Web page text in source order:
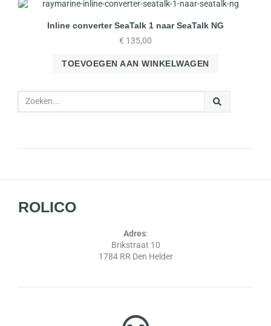
Inline converter SeaTalk 1 naar SeaTalk NG
€ 135,00
TOEVOEGEN AAN WINKELWAGEN
ROLICO
Adres:
Brikstraat 10
1784 RR Den Helder